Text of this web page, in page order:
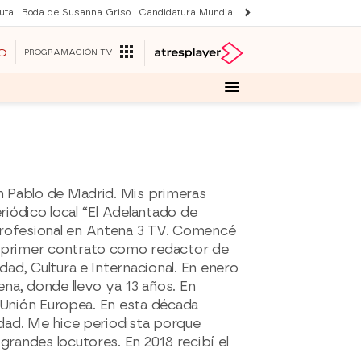
Boda de Susanna Griso Candidatura Mundial 2030
PROGRAMACIÓN TV
Pablo de Madrid. Mis primeras
local “El Adelantado de
en Antena 3 TV. Comencé
contrato como redactor de
Cultura e Internacional. En enero
donde llevo ya 13 años. En
Europea. En esta década
Me hice periodista porque
locutores. En 2018 recibí el